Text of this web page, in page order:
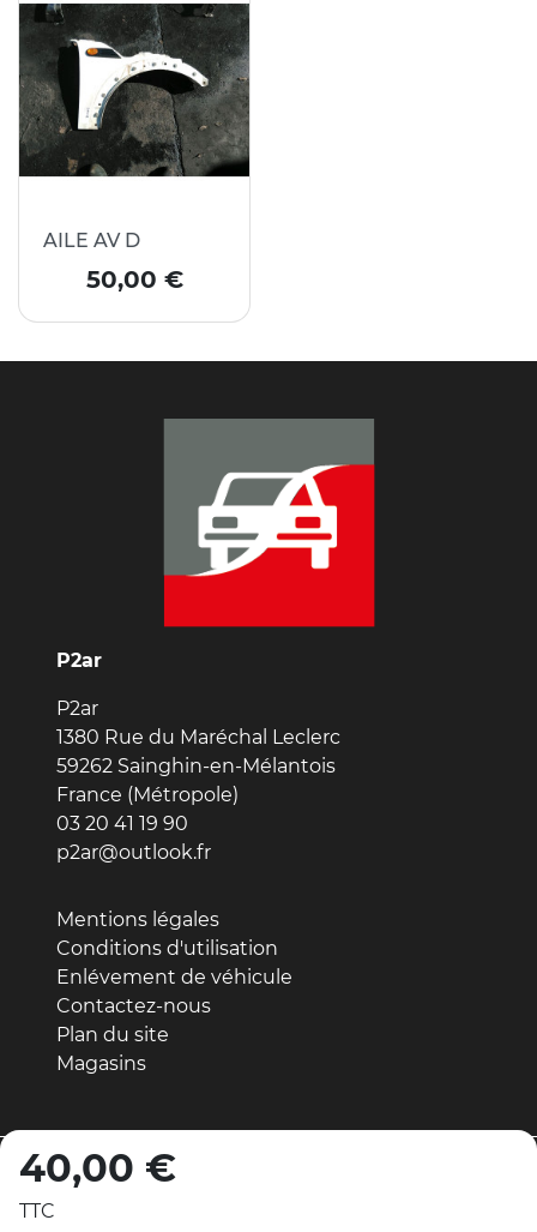
40,00 €
TTC
AILE AV D
Prix
50,00 €
P2ar
P2ar
1380 Rue du Maréchal Leclerc
59262 Sainghin-en-Mélantois
France (Métropole)
03 20 41 19 90
p2ar@outlook.fr
Mentions légales
Conditions d'utilisation
Enlévement de véhicule
Contactez-nous
Plan du site
Magasins
© 2026 - Réalisation par MDWeb